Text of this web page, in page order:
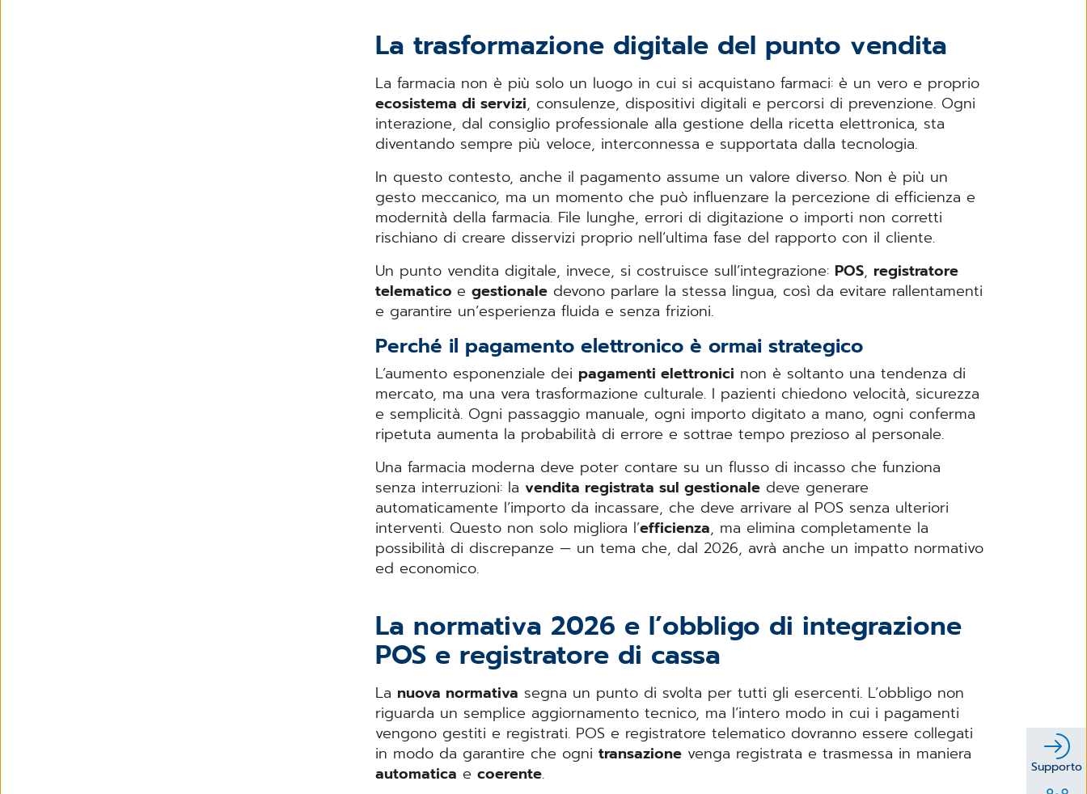
Supporto
La trasformazione digitale del punto vendita
La farmacia non è più solo un luogo in cui si acquistano farmaci: è un vero e proprio
ecosistema di servizi, consulenze, dispositivi digitali e percorsi di prevenzione. Ogni
interazione, dal consiglio professionale alla gestione della ricetta elettronica, sta
diventando sempre più veloce, interconnessa e supportata dalla tecnologia.
In questo contesto, anche il pagamento assume un valore diverso. Non è più un
gesto meccanico, ma un momento che può influenzare la percezione di efficienza e
modernità della farmacia. File lunghe, errori di digitazione o importi non corretti
rischiano di creare disservizi proprio nell’ultima fase del rapporto con il cliente.
Un punto vendita digitale, invece, si costruisce sull’integrazione: POS, registratore
telematico e gestionale devono parlare la stessa lingua, così da evitare rallentamenti
e garantire un’esperienza fluida e senza frizioni.
Perché il pagamento elettronico è ormai strategico
L’aumento esponenziale dei pagamenti elettronici non è soltanto una tendenza di
mercato, ma una vera trasformazione culturale. I pazienti chiedono velocità, sicurezza
e semplicità. Ogni passaggio manuale, ogni importo digitato a mano, ogni conferma
ripetuta aumenta la probabilità di errore e sottrae tempo prezioso al personale.
Una farmacia moderna deve poter contare su un flusso di incasso che funziona
senza interruzioni: la vendita registrata sul gestionale deve generare
automaticamente l’importo da incassare, che deve arrivare al POS senza ulteriori
interventi. Questo non solo migliora l’efficienza, ma elimina completamente la
possibilità di discrepanze — un tema che, dal 2026, avrà anche un impatto normativo
ed economico.
La normativa 2026 e l’obbligo di integrazione
POS e registratore di cassa
La nuova normativa segna un punto di svolta per tutti gli esercenti. L’obbligo non
riguarda un semplice aggiornamento tecnico, ma l’intero modo in cui i pagamenti
vengono gestiti e registrati. POS e registratore telematico dovranno essere collegati
in modo da garantire che ogni transazione venga registrata e trasmessa in maniera
automatica e coerente.